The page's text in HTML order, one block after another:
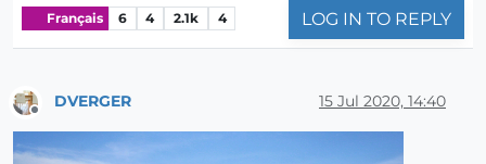
Français 6 4 2.1k 4 LOG IN TO REPLY
DVERGER 15 Jul 2020, 14:40